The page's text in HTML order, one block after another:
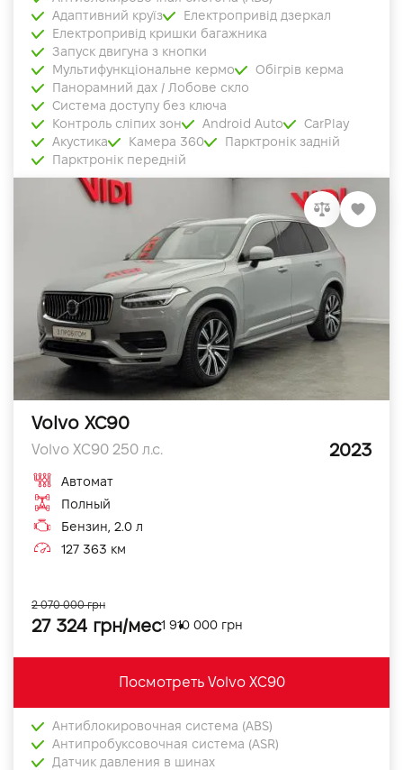
Адаптивний круїз
Електропривід дзеркал
Електропривід кришки багажника
Запуск двигуна з кнопки
Мультифункціональне кермо
Обігрів керма
Панорамний дах / Лобове скло
Система доступу без ключа
Контроль сліпих зон
Android Auto
CarPlay
Акустика
Камера 360
Парктронік задній
Парктронік передній
Volvo XC90
Volvo XC90 250 л.с. 2023
Автомат
Полный
Бензин, 2.0 л
127 363 км
27 324 грн/мес1 910 000 грн
2 070 000 грн
Посмотреть Volvo XC90
Антиблокировочная система (ABS)
Антипробуксовочная система (ASR)
Датчик давления в шинах